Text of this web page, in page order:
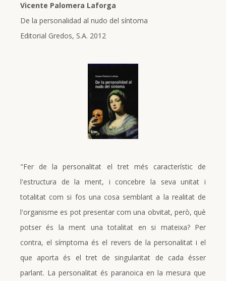
Vicente Palomera Laforga
De la personalidad al nudo del síntoma
Editorial Gredos, S.A. 2012
"Fer de la personalitat el tret més característic de
l'estructura de la ment, i concebre la seva unitat i
totalitat com si fos una cosa semblant a la realitat de
l'organisme es pot presentar com una obvitat, però, què
potser és la ment una totalitat en si mateixa? Per
contra, el símptoma és el revers de la personalitat i el
que aporta és el tret de singularitat de cada ésser
parlant. La personalitat és paranoica en la mesura que